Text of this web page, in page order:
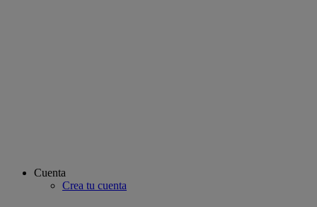
Cuenta
Crea tu cuenta